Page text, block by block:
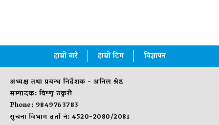
हाम्रो बारे हाम्रो टिम विज्ञापन
अध्यक्ष तथा प्रबन्ध निर्देशक - अनिल श्रेष्ठ
सम्पादक: विष्णु ठकुरी
Phone: 9849763783
सूचना विभाग दर्ता नं: 4520-2080/2081